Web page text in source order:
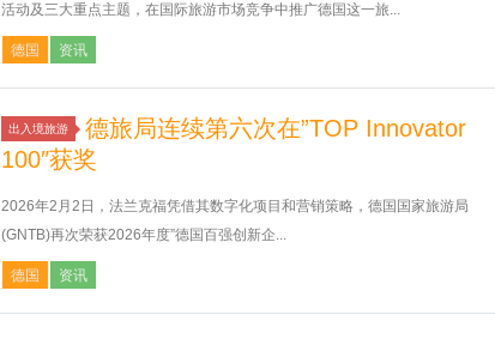
活动及三大重点主题，在国际旅游市场竞争中推广德国这一旅...
德国 资讯
出入境旅游
德旅局连续第六次在”TOP Innovator
100″获奖
2026年2月2日，法兰克福凭借其数字化项目和营销策略，德国国家旅游局
(GNTB)再次荣获2026年度”德国百强创新企...
德国 资讯